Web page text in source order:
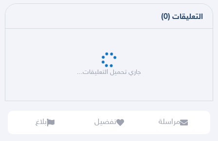
التعليقات (
0
)
جاري تحميل التعليقات...
مراسلة تفضيل بلاغ